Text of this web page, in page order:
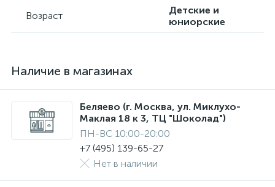
Возраст
Детские и
юниорские
Наличие в магазинах
Беляево (г. Москва, ул. Миклухо-
Маклая 18 к 3, ТЦ "Шоколад")
ПН-ВС 10:00-20:00
+7 (495) 139-65-27
Нет в наличии